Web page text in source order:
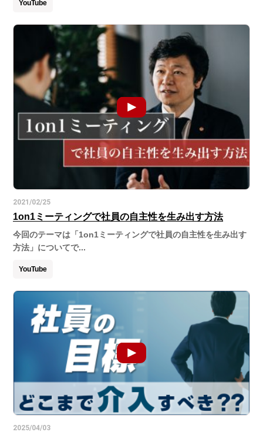
YouTube
2021/02/25
1on1ミーティングで社員の自主性を生み出す方法
今回のテーマは「1on1ミーティングで社員の自主性を生み出す
方法」についてで...
YouTube
2025/04/03